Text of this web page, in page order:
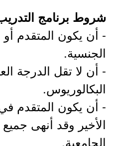
شروط برنامج
- أن يكون المتقدم
الجنسية.
- أن لا تقل الدرجة
البكالوريوس.
- أن يكون المتقدم
الأخير وقد أنهى
الجامعية.